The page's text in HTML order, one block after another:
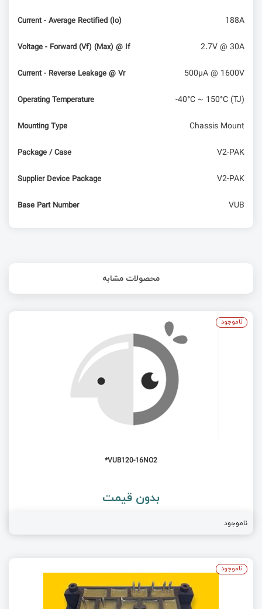
Current - Average Rectified (Io) 188A
Voltage - Forward (Vf) (Max) @ If 2.7V @ 30A
Current - Reverse Leakage @ Vr 500µA @ 1600V
Operating Temperature -40°C ~ 150°C (TJ)
Mounting Type Chassis Mount
Package / Case V2-PAK
Supplier Device Package V2-PAK
Base Part Number VUB
محصولات مشابه
VUB120-16NO2*
بدون قیمت
ناموجود
ناموجود
ناموجود